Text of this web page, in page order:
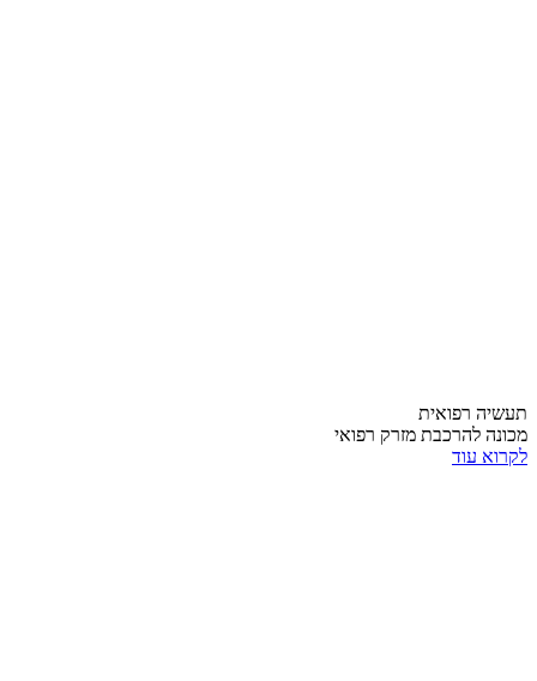
תעשיה רפואית
מכונה להרכבת מזרק רפואי
לקרוא עוד